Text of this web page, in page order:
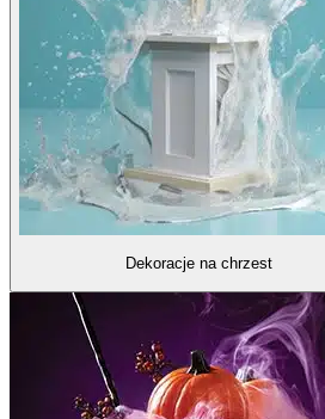
Dekoracje na chrzest